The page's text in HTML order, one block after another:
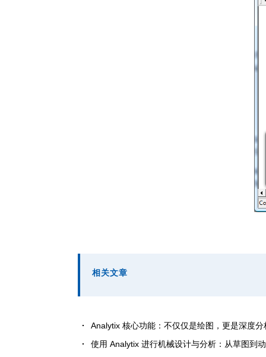
相关文章
Analytix 核心功能：不仅仅是绘图，更是深度分
使用 Analytix 进行机械设计与分析：从草图到